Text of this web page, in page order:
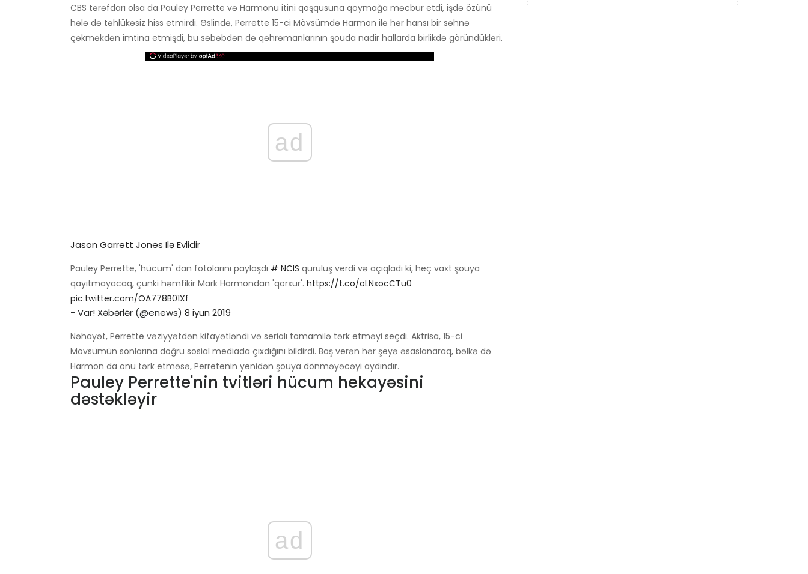
CBS tərəfdarı olsa da Pauley Perrette və Harmonu itini qoşqusuna qoymağa məcbur etdi, işdə özünü
hələ də təhlükəsiz hiss etmirdi. Əslində, Perrette 15-ci Mövsümdə Harmon ilə hər hansı bir səhnə
çəkməkdən imtina etmişdi, bu səbəbdən də qəhrəmanlarının şouda nadir hallarda birlikdə göründükləri.
ad
Jason Garrett Jones Ilə Evlidir
Pauley Perrette, 'hücum' dan fotolarını paylaşdı # NCIS quruluş verdi və açıqladı ki, heç vaxt şouya
qayıtmayacaq, çünki həmfikir Mark Harmondan 'qorxur'. https://t.co/oLNxocCTu0
pic.twitter.com/OA778B01Xf
- Var! Xəbərlər (@enews) 8 iyun 2019
Nəhayət, Perrette vəziyyətdən kifayətləndi və serialı tamamilə tərk etməyi seçdi. Aktrisa, 15-ci
Mövsümün sonlarına doğru sosial mediada çıxdığını bildirdi. Baş verən hər şeyə əsaslanaraq, bəlkə də
Harmon da onu tərk etməsə, Perretenin yenidən şouya dönməyəcəyi aydındır.
Pauley Perrette'nin tvitləri hücum hekayəsini
dəstəkləyir
ad